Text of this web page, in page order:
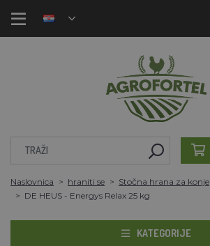
Naslovnica hraniti se
Stočna hrana za konje
DE HEUS - Energys Relax 25 kg
KATEGORIJE